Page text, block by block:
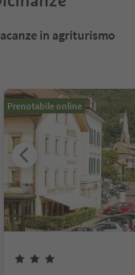
in agriturismo
Prenotabile online